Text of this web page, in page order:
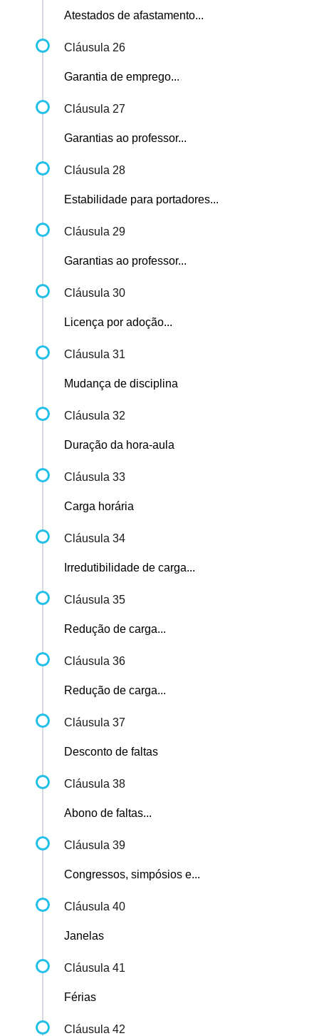
Atestados de afastamento...
Cláusula 26
Garantia de emprego...
Cláusula 27
Garantias ao professor...
Cláusula 28
Estabilidade para portadores...
Cláusula 29
Garantias ao professor...
Cláusula 30
Licença por adoção...
Cláusula 31
Mudança de disciplina
Cláusula 32
Duração da hora-aula
Cláusula 33
Carga horária
Cláusula 34
Irredutibilidade de carga...
Cláusula 35
Redução de carga...
Cláusula 36
Redução de carga...
Cláusula 37
Desconto de faltas
Cláusula 38
Abono de faltas...
Cláusula 39
Congressos, simpósios e...
Cláusula 40
Janelas
Cláusula 41
Férias
Cláusula 42